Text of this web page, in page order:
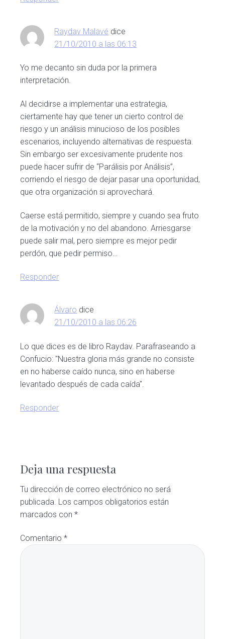
Raydav Malavé dice
21/10/2010 a las 06:13
Yo me decanto sin duda por la primera
interpretación.
Al decidirse a implementar una estrategia,
ciertamente hay que tener un cierto control de
riesgo y un análisis minucioso de los posibles
escenarios, incluyendo alternativas de respuesta.
Sin embargo ser excesivamente prudente nos
puede hacer sufrir de “Parálisis por Análisis”,
corriendo el riesgo de dejar pasar una oportunidad,
que otra organización si aprovechará.
Caerse está permitido, siempre y cuando sea fruto
de la motivación y no del abandono. Arriesgarse
puede salir mal, pero siempre es mejor pedir
perdón, que pedir permiso…
Responder
Álvaro dice
21/10/2010 a las 06:26
Lo que dices es de libro Raydav. Parafraseando a
Confucio: "Nuestra gloria más grande no consiste
en no haberse caído nunca, sino en haberse
levantado después de cada caída".
Responder
Deja una respuesta
Tu dirección de correo electrónico no será
publicada. Los campos obligatorios están
marcados con*
Comentario*